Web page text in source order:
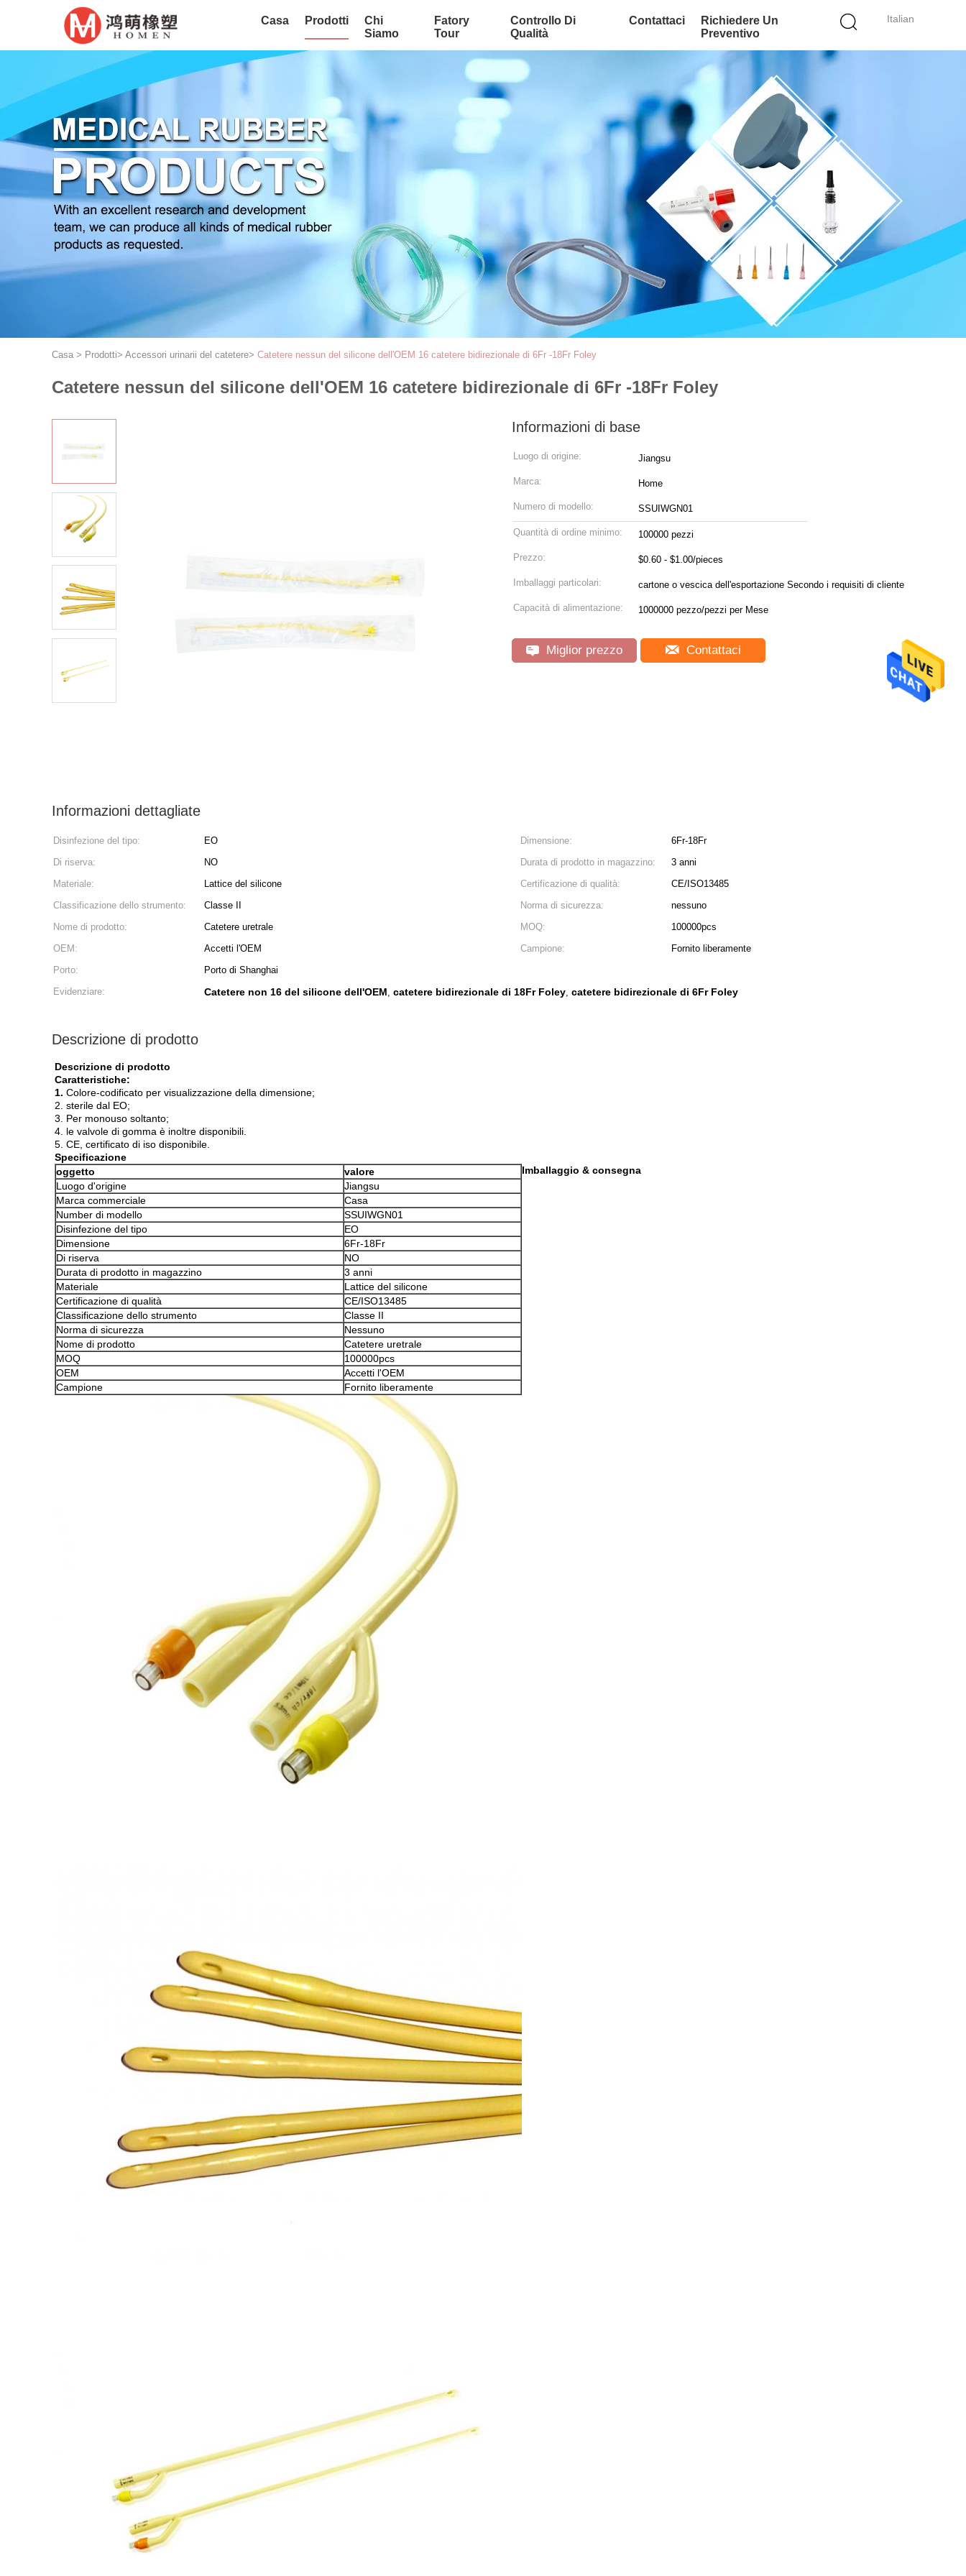
Italian
Casa Prodotti
Chi
Siamo
Fatory
Tour
Controllo Di
Qualità
Contattaci
Richiedere Un
Preventivo
Casa > Prodotti> Accessori urinarii del catetere> Catetere nessun del silicone dell'OEM 16 catetere bidirezionale di 6Fr -18Fr Foley
Catetere nessun del silicone dell'OEM 16 catetere bidirezionale di 6Fr -18Fr Foley
Informazioni di base
Luogo di origine: Jiangsu
Marca: Home
Numero di modello: SSUIWGN01
Quantità di ordine minimo: 100000 pezzi
Prezzo: $0.60 - $1.00/pieces
Imballaggi particolari: cartone o vescica dell'esportazione Secondo i requisiti di cliente
Capacità di alimentazione: 1000000 pezzo/pezzi per Mese
Miglior prezzo Contattaci
Informazioni dettagliate
Disinfezione del tipo: EO Dimensione:
6Fr-18Fr
Di riserva:
NO Durata di prodotto in magazzino:
3 anni
Materiale:
Lattice del silicone Certificazione di qualità:
CE/ISO13485
Classificazione dello strumento:
Classe II Norma di sicurezza:
nessuno
Nome di prodotto:
Catetere uretrale MOQ:
100000pcs
OEM:
Accetti l'OEM Campione:
Fornito liberamente
Porto:
Porto di Shanghai
Evidenziare:
Catetere non 16 del silicone dell'OEM, catetere bidirezionale di 18Fr Foley, catetere bidirezionale di 6Fr Foley
Descrizione di prodotto
Descrizione di prodotto
Caratteristiche:
1. Colore-codificato per visualizzazione della dimensione;
2. sterile dal EO;
3. Per monouso soltanto;
4. le valvole di gomma è inoltre disponibili.
5. CE, certificato di iso disponibile.
Specificazione
oggetto
valore
Luogo d'origine
Jiangsu
Marca commerciale
Casa
Number di modello
SSUIWGN01
Disinfezione del tipo
EO
Dimensione
6Fr-18Fr
Di riserva
NO
Durata di prodotto in magazzino
3 anni
Materiale
Lattice del silicone
Certificazione di qualità
CE/ISO13485
Classificazione dello strumento
Classe II
Norma di sicurezza
Nessuno
Nome di prodotto
Catetere uretrale
MOQ
100000pcs
OEM
Accetti l'OEM
Campione
Fornito liberamente
Imballaggio & consegna